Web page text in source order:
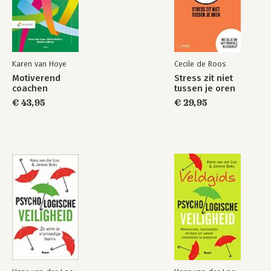
Psychologische
veiligheid
veiligheid
Veldgids
Psychologische
veiligheid
Psychological
Safety
Karen van Hoye
Motiverend
coachen
€ 43,95
Cecile de Roos
Stress zit niet
tussen je oren
€ 29,95